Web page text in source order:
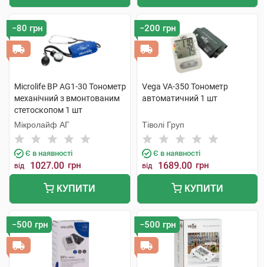
−80 грн
Microlife BP AG1-30 Тонометр
механічний з вмонтованим
стетоскопом 1 шт
Мікролайф AГ
Є в наявності
від 1027.00 грн
КУПИТИ
−200 грн
Vega VA-350 Тонометр
автоматичний 1 шт
Тіволі Груп
Є в наявності
від 1689.00 грн
КУПИТИ
−500 грн −500 грн